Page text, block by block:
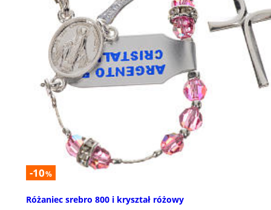
-10%
Różaniec srebro 800 i kryształ różowy